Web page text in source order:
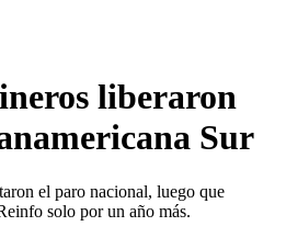
liberaron
Sur
el paro nacional, luego que
solo por un año más.